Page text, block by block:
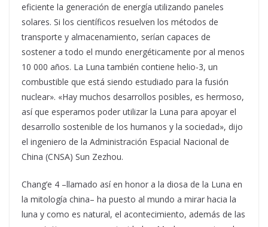
eficiente la generación de energía utilizando paneles
solares. Si los científicos resuelven los métodos de
transporte y almacenamiento, serían capaces de
sostener a todo el mundo energéticamente por al menos
10 000 años. La Luna también contiene helio-3, un
combustible que está siendo estudiado para la fusión
nuclear». «Hay muchos desarrollos posibles, es hermoso,
así que esperamos poder utilizar la Luna para apoyar el
desarrollo sostenible de los humanos y la sociedad», dijo
el ingeniero de la Administración Espacial Nacional de
China (CNSA) Sun Zezhou.
Chang’e 4 –llamado así en honor a la diosa de la Luna en
la mitología china– ha puesto al mundo a mirar hacia la
luna y como es natural, el acontecimiento, además de las